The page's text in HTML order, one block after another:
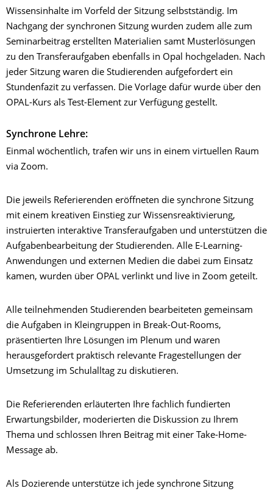
Wissensinhalte im Vorfeld der Sitzung selbstständig. Im
Nachgang der synchronen Sitzung wurden zudem alle zum
Seminarbeitrag erstellten Materialien samt Musterlösungen
zu den Transferaufgaben ebenfalls in Opal hochgeladen. Nach
jeder Sitzung waren die Studierenden aufgefordert ein
Stundenfazit zu verfassen. Die Vorlage dafür wurde über den
OPAL-Kurs als Test-Element zur Verfügung gestellt.
Synchrone Lehre:
Einmal wöchentlich, trafen wir uns in einem virtuellen Raum
via Zoom.
Die jeweils Referierenden eröffneten die synchrone Sitzung
mit einem kreativen Einstieg zur Wissensreaktivierung,
instruierten interaktive Transferaufgaben und unterstützen die
Aufgabenbearbeitung der Studierenden. Alle E-Learning-
Anwendungen und externen Medien die dabei zum Einsatz
kamen, wurden über OPAL verlinkt und live in Zoom geteilt.
Alle teilnehmenden Studierenden bearbeiteten gemeinsam
die Aufgaben in Kleingruppen in Break-Out-Rooms,
präsentierten Ihre Lösungen im Plenum und waren
herausgefordert praktisch relevante Fragestellungen der
Umsetzung im Schulalltag zu diskutieren.
Die Referierenden erläuterten Ihre fachlich fundierten
Erwartungsbilder, moderierten die Diskussion zu Ihrem
Thema und schlossen Ihren Beitrag mit einer Take-Home-
Message ab.
Als Dozierende unterstütze ich jede synchrone Sitzung